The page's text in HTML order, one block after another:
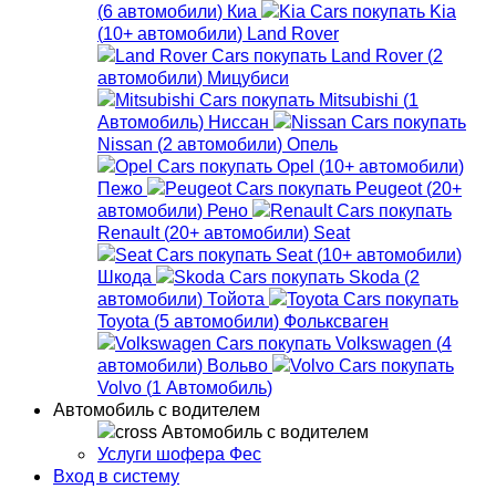
(6 автомобили) Киа
Kia
(10+ автомобили) Land Rover
Land Rover (2
автомобили) Мицубиси
Mitsubishi (1
Автомобиль) Ниссан
Nissan (2 автомобили) Опель
Opel (10+ автомобили)
Пежо
Peugeot (20+
автомобили) Рено
Renault (20+ автомобили) Seat
Seat (10+ автомобили)
Шкода
Skoda (2
автомобили) Тойота
Toyota (5 автомобили) Фольксваген
Volkswagen (4
автомобили) Вольво
Volvo (1 Автомобиль)
Автомобиль с водителем
Автомобиль с водителем
Услуги шофера Фес
Вход в систему